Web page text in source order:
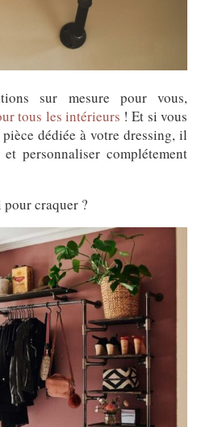
sur mesure pour vous,
tous les intérieurs ! Et si vous
dédiée à votre dressing, il
personnaliser complétement
craquer ?